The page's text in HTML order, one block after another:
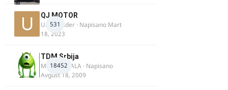
531
QJ MOTOR
Urban Rider · Napisano Mart
18, 2023
18452
TDM Srbija
MURICAMALA · Napisano
Avgust 18, 2009